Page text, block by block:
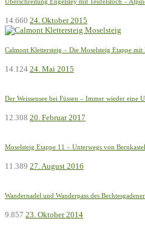
14.660 24. Oktober 2015
Calmont Klettersteig – Die Moselsteig Etappe mit
14.124 24. Mai 2015
Der Weissensee bei Füssen – Immer wieder eine
12.308 20. Februar 2017
Moselsteig Etappe 11 – Unterwegs von
11.389 27. August 2016
Wandernadel und Wanderpass des
9.857 23. Oktober 2014